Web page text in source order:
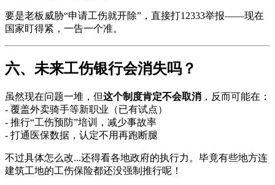
要是老板威胁“申请工伤就开除”，直接打12333举报——现在
国家盯得紧，一告一个准。
六、未来工伤银行会消失吗？
虽然现在问题一堆，但这个制度肯定不会取消 ，反而可能在：
- 覆盖外卖骑手等新职业（已有试点）
- 推行“工伤预防”培训，减少事故率
- 打通医保数据，认定不用再跑断腿
不过具体怎么改...还得看各地政府的执行力。毕竟有些地方连
建筑工地的工伤保险都还没强制推行呢！